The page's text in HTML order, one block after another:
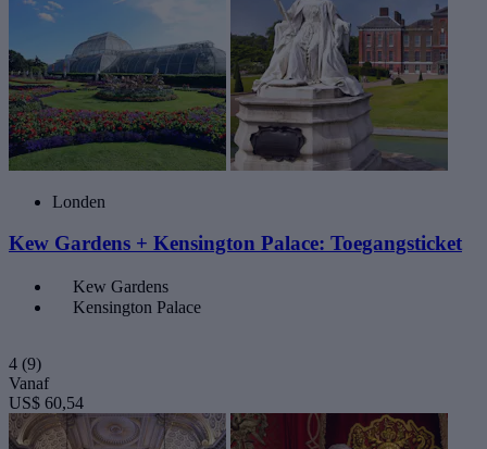
Londen
Kew Gardens + Kensington Palace: Toegangsticket
Kew Gardens
Kensington Palace
4 (9)
Vanaf
US$ 60,54